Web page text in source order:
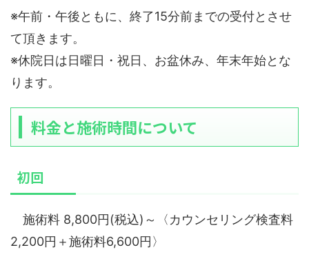
※午前・午後ともに、終了15分前までの受付とさせ
て頂きます。
※休院日は日曜日・祝日、お盆休み、年末年始とな
ります。
料金と施術時間について
初回
施術料 8,800円(税込)～〈カウンセリング検査料
2,200円＋施術料6,600円〉